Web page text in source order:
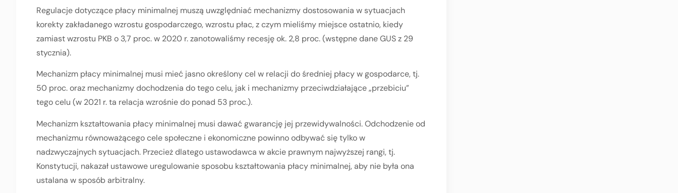
Regulacje dotyczące płacy minimalnej muszą uwzględniać mechanizmy dostosowania w sytuacjach
korekty zakładanego wzrostu gospodarczego, wzrostu płac, z czym mieliśmy miejsce ostatnio, kiedy
zamiast wzrostu PKB o 3,7 proc. w 2020 r. zanotowaliśmy recesję ok. 2,8 proc. (wstępne dane GUS z 29
stycznia).
Mechanizm płacy minimalnej musi mieć jasno określony cel w relacji do średniej płacy w gospodarce, tj.
50 proc. oraz mechanizmy dochodzenia do tego celu, jak i mechanizmy przeciwdziałające „przebiciu”
tego celu (w 2021 r. ta relacja wzrośnie do ponad 53 proc.).
Mechanizm kształtowania płacy minimalnej musi dawać gwarancję jej przewidywalności. Odchodzenie od
mechanizmu równoważącego cele społeczne i ekonomiczne powinno odbywać się tylko w
nadzwyczajnych sytuacjach. Przecież dlatego ustawodawca w akcie prawnym najwyższej rangi, tj.
Konstytucji, nakazał ustawowe uregulowanie sposobu kształtowania płacy minimalnej, aby nie była ona
ustalana w sposób arbitralny.